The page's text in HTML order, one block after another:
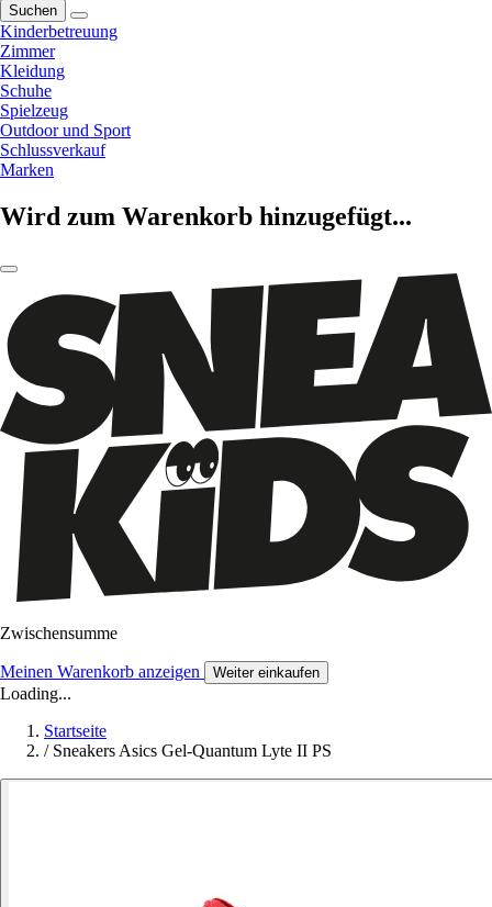
Suchen
Kinderbetreuung
Zimmer
Kleidung
Schuhe
Spielzeug
Outdoor und Sport
Schlussverkauf
Marken
Wird zum Warenkorb hinzugefügt...
Zwischensumme
Meinen Warenkorb anzeigen Weiter einkaufen
Loading...
Startseite
/ Sneakers Asics Gel-Quantum Lyte II PS